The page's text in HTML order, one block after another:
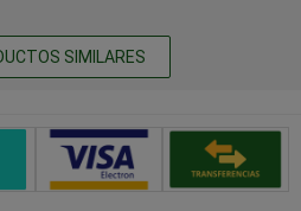
SIMILARES
de pago seguros